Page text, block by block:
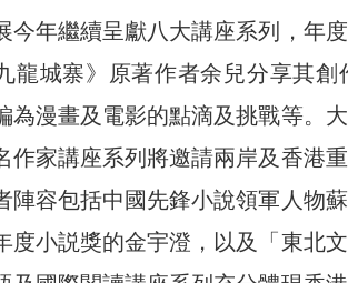
今年繼續呈獻八大講座系列，年
龍城寨》原著作者余兒分享其
為漫畫及電影的點滴及挑戰等。
作家講座系列將邀請兩岸及香港
陣容包括中國先鋒小說領軍人物
度小説獎的金宇澄，以及「東北